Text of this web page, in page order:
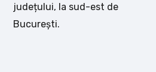
județului, la sud-est de
București.